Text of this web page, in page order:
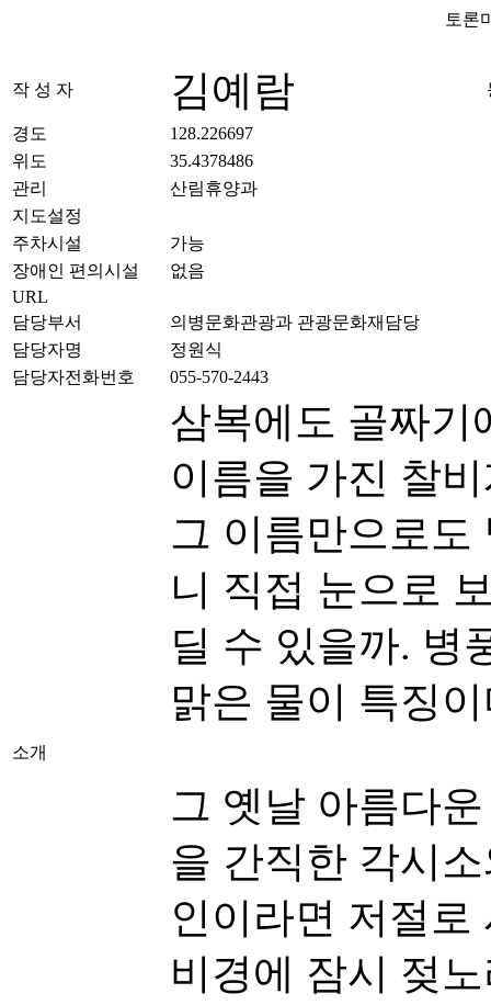
토론
작 성 자 김예람
경도
128.226697
위도
35.4378486
관리
산림휴양과
지도설정
주차시설
가능
장애인 편의시설
없음
URL
담당부서
의병문화관광과 관광문화재담당
담당자명
정원식
담당자전화번호
055-570-2443
소개
삼복에도 골짜기
이름을 가진 찰
그 이름만으로도
니 직접 눈으로
딜 수 있을까. 병
맑은 물이 특징
그 옛날 아름다
을 간직한 각시
인이라면 저절로
비경에 잠시 젖